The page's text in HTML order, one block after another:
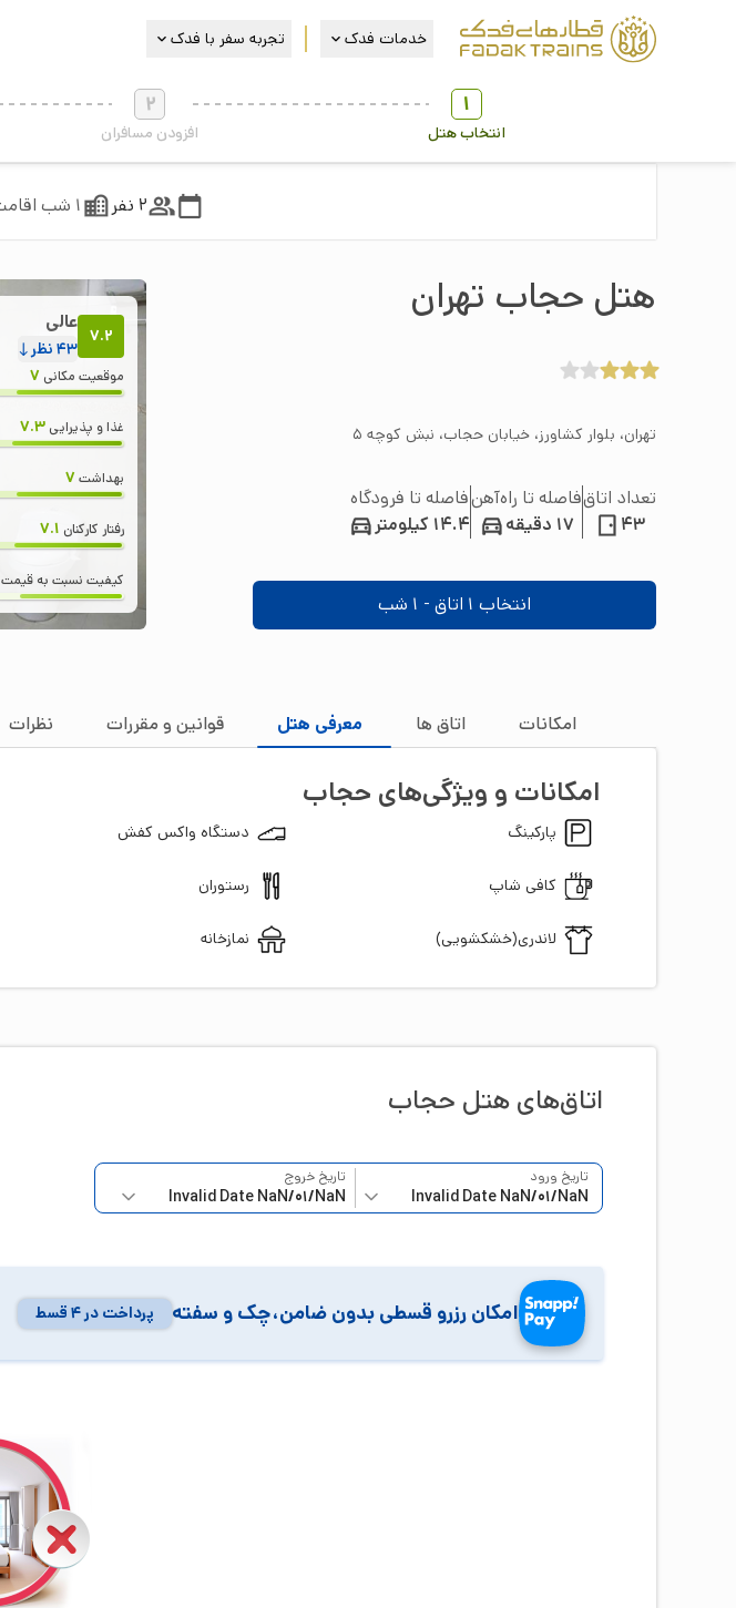
خدمات فدک تجربه سفر با فدک
1
انتخاب هتل
2
افزودن مسافران
2 نفر 1 شب اقامت ، 1 اتاق
7.2
عالی
43 نظر
موقعیت مکانی 7
غذا و پذیرایی 7.3
بهداشت 7
رفتار کارکنان 7.1
کیفیت نسبت به قیمت
هتل حجاب تهران
تهران، بلوار کشاورز، خیابان حجاب، نبش کوچه ۵
تعداد اتاق
43
فاصله تا راه‌آهن
17 دقیقه
فاصله تا فرودگاه
14.4 کیلومتر
انتخاب 1 اتاق - 1 شب
امکانات اتاق‌ ها معرفی هتل قوانین و مقررات نظرات
امکانات و ویژگی‌های حجاب
پارکینگ
کافی شاپ
لاندری(خشکشویی)
دستگاه واکس کفش
رستوران
نمازخانه
اتاق‌‌های هتل حجاب
تاریخ ورود تاریخ خروج
امکان رزرو قسطی بدون ضامن،چک و سفته پرداخت در ۴ قسط